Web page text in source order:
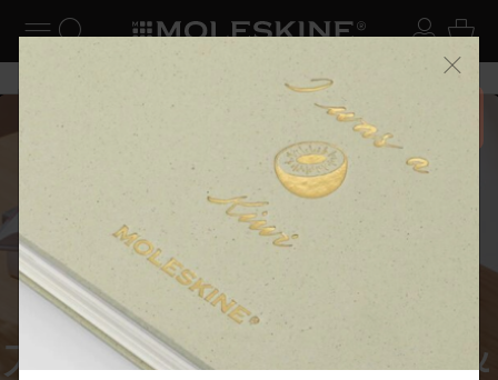
ナビゲーションの切替 ログ
検索 (キーワードなど) カ
6,500円以上のご購入で送料無料 メニ
ーを閉じる
あるページから始まる物語
Reframe
スライド表示0
スライド表示5